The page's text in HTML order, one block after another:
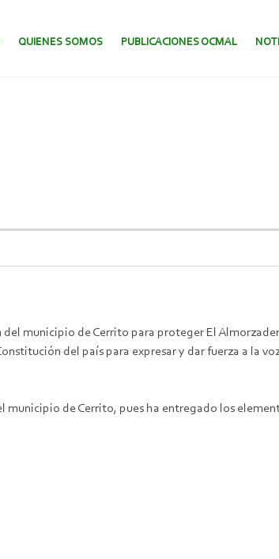
AL CONTENIDO.
QUIENES SOMOS PUBLICACIONES OCMAL
municipio de Cerrito para proteger El
del país para expresar y dar fuerza a la
de Cerrito, pues ha entregado los